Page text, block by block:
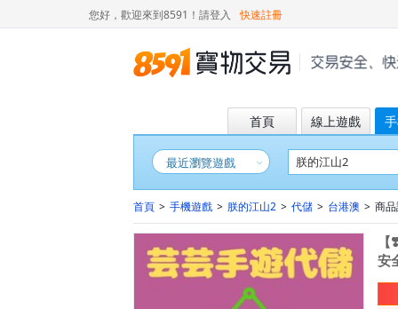
您好，歡迎來到8591！ 請登入 快速註冊
首頁 線上遊戲
最近瀏覽遊戲
首頁 > 手機遊戲 > 朕的江山2 > 代儲 > 台港澳 > 商
安